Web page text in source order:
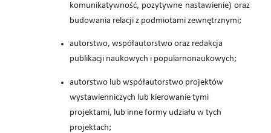
komunikatywność, pozytywne nastawienie) oraz
budowania relacji z podmiotami zewnętrznymi;
autorstwo, współautorstwo oraz redakcja
publikacji naukowych i popularnonaukowych;
autorstwo lub współautorstwo projektów
wystawienniczych lub kierowanie tymi
projektami, lub inne formy udziału w tych
projektach;